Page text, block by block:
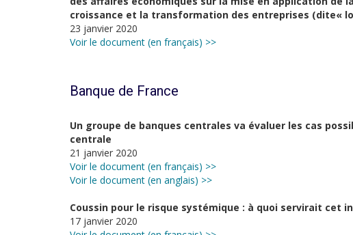
croissance et la transformation des entreprises (dite« loi
23 janvier 2020
Voir le document (en français) >>
Banque de France
Un groupe de banques centrales va évaluer les cas
centrale
21 janvier 2020
Voir le document (en français) >>
Voir le document (en anglais) >>
Coussin pour le risque systémique : à quoi servirait cet
17 janvier 2020